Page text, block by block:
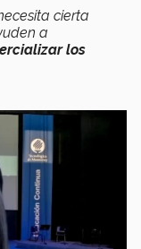
cierta
a
los